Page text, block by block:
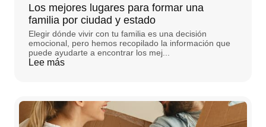
Los mejores lugares para formar una
familia por ciudad y estado
Elegir dónde vivir con tu familia es una decisión
emocional, pero hemos recopilado la información que
puede ayudarte a encontrar los mej...
Lee más